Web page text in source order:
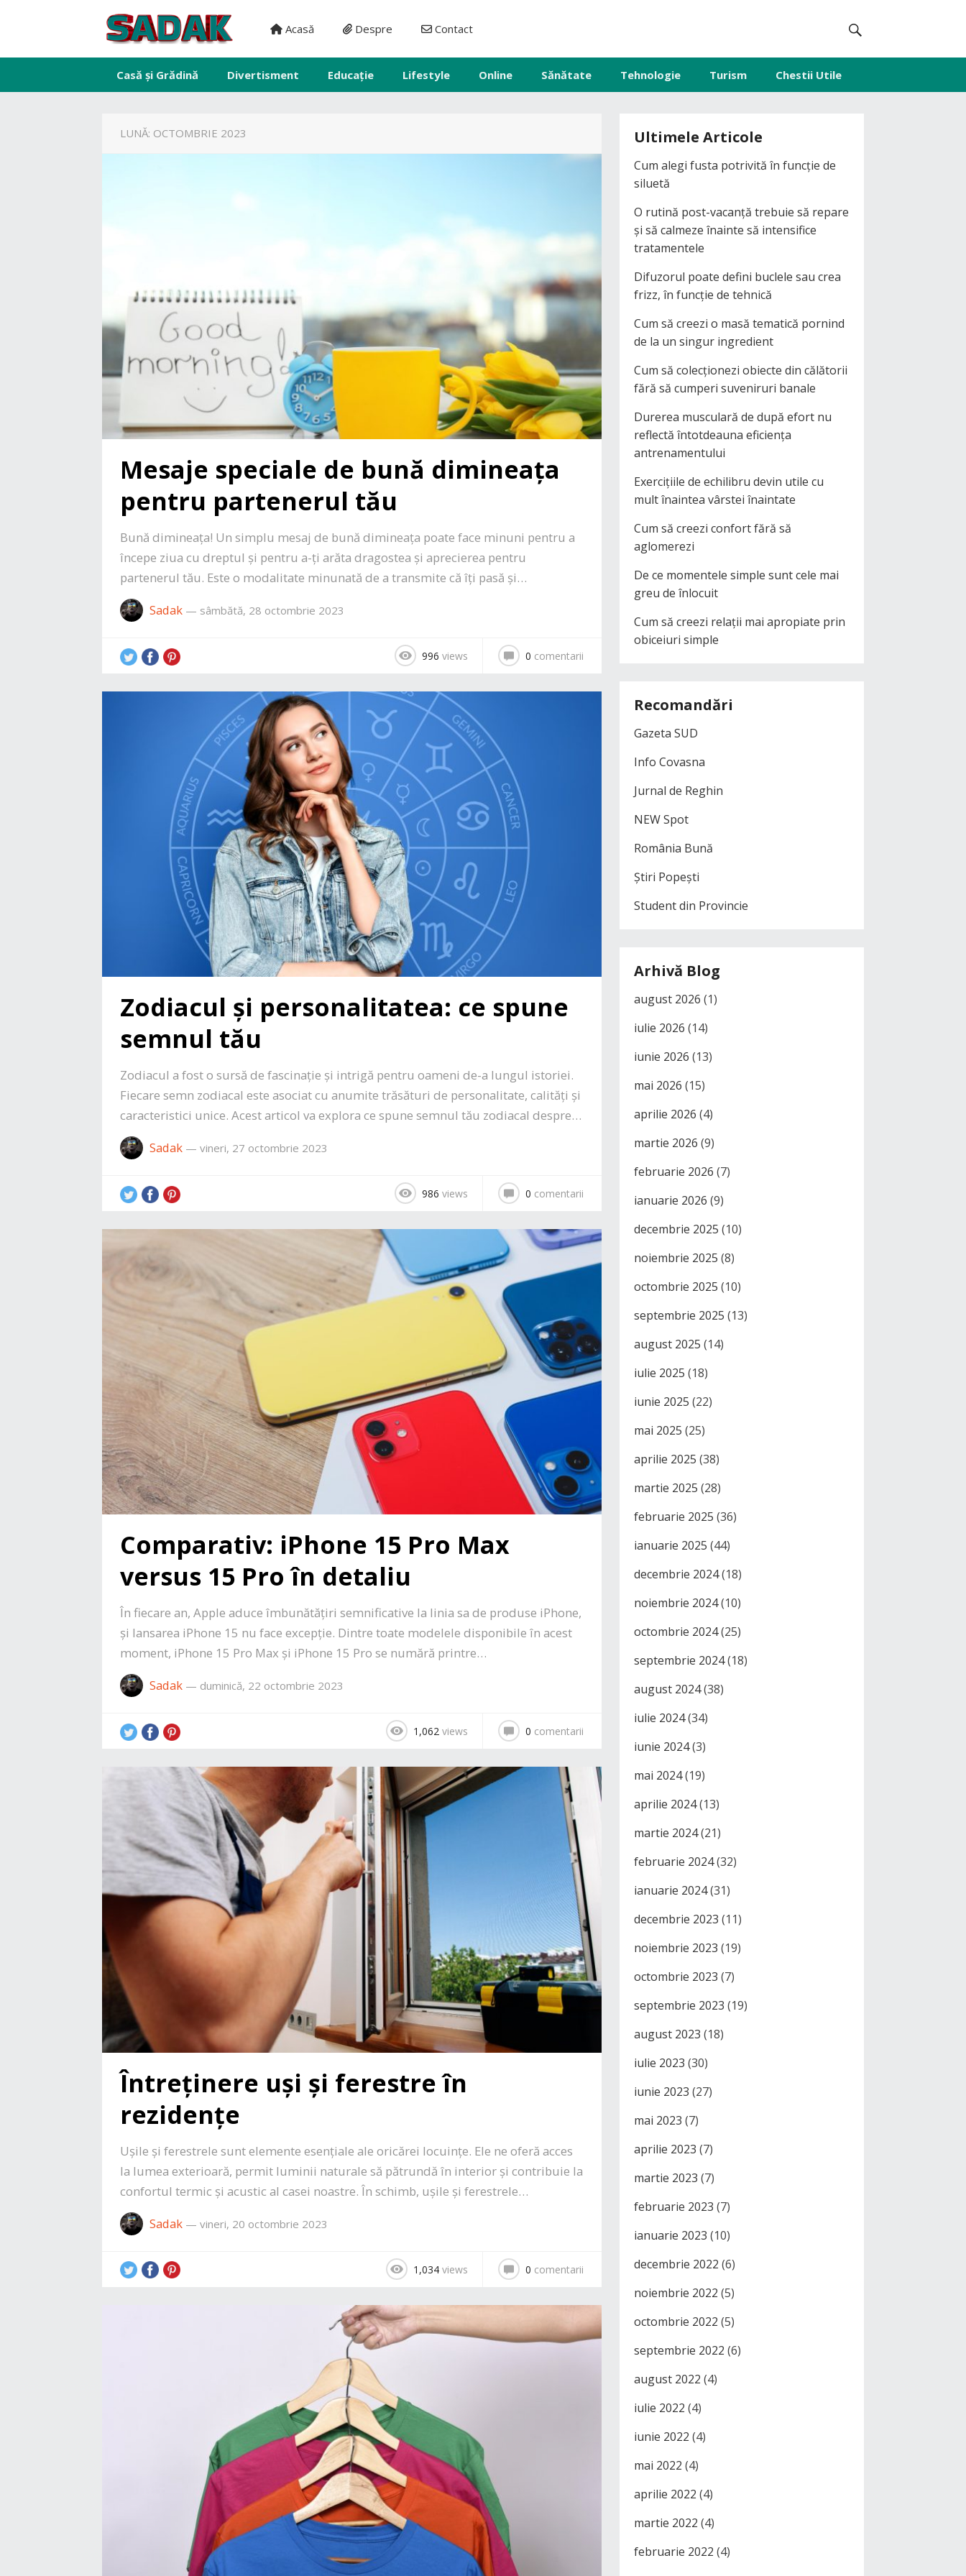
Acasă Despre Contact
Casă și Grădină Divertisment Educație Lifestyle Online Sănătate Tehnologie Turism Chestii Utile
LUNĂ: OCTOMBRIE 2023
Mesaje speciale de bună dimineața
pentru partenerul tău
Bună dimineața! Un simplu mesaj de bună dimineața poate face minuni pentru a
începe ziua cu dreptul și pentru a-ți arăta dragostea și aprecierea pentru
partenerul tău. Este o modalitate minunată de a transmite că îți pasă și…
Sadak — sâmbătă, 28 octombrie 2023
996 views 0 comentarii
Zodiacul și personalitatea: ce spune
semnul tău
Zodiacul a fost o sursă de fascinație și intrigă pentru oameni de-a lungul istoriei.
Fiecare semn zodiacal este asociat cu anumite trăsături de personalitate, calități și
caracteristici unice. Acest articol va explora ce spune semnul tău zodiacal despre…
Sadak — vineri, 27 octombrie 2023
986 views 0 comentarii
Comparativ: iPhone 15 Pro Max
versus 15 Pro în detaliu
În fiecare an, Apple aduce îmbunătățiri semnificative la linia sa de produse iPhone,
și lansarea iPhone 15 nu face excepție. Dintre toate modelele disponibile în acest
moment, iPhone 15 Pro Max și iPhone 15 Pro se numără printre…
Sadak — duminică, 22 octombrie 2023
1,062 views 0 comentarii
Întreținere uși și ferestre în
rezidențe
Ușile și ferestrele sunt elemente esențiale ale oricărei locuințe. Ele ne oferă acces
la lumea exterioară, permit luminii naturale să pătrundă în interior și contribuie la
confortul termic și acustic al casei noastre. În schimb, ușile și ferestrele…
Sadak — vineri, 20 octombrie 2023
1,034 views 0 comentarii
Ultimele Articole
Cum alegi fusta potrivită în funcție de
siluetă
O rutină post-vacanță trebuie să repare
și să calmeze înainte să intensifice
tratamentele
Difuzorul poate defini buclele sau crea
frizz, în funcție de tehnică
Cum să creezi o masă tematică pornind
de la un singur ingredient
Cum să colecționezi obiecte din călătorii
fără să cumperi suveniruri banale
Durerea musculară de după efort nu
reflectă întotdeauna eficiența
antrenamentului
Exercițiile de echilibru devin utile cu
mult înaintea vârstei înaintate
Cum să creezi confort fără să
aglomerezi
De ce momentele simple sunt cele mai
greu de înlocuit
Cum să creezi relații mai apropiate prin
obiceiuri simple
Recomandări
Gazeta SUD
Info Covasna
Jurnal de Reghin
NEW Spot
România Bună
Știri Popești
Student din Provincie
Arhivă Blog
august 2026 (1)
iulie 2026 (14)
iunie 2026 (13)
mai 2026 (15)
aprilie 2026 (4)
martie 2026 (9)
februarie 2026 (7)
ianuarie 2026 (9)
decembrie 2025 (10)
noiembrie 2025 (8)
octombrie 2025 (10)
septembrie 2025 (13)
august 2025 (14)
iulie 2025 (18)
iunie 2025 (22)
mai 2025 (25)
aprilie 2025 (38)
martie 2025 (28)
februarie 2025 (36)
ianuarie 2025 (44)
decembrie 2024(18)
noiembrie 2024(10)
octombrie 2024(25)
septembrie 2024(18)
august 2024(38)
iulie 2024(34)
iunie 2024(3)
mai 2024(19)
aprilie 2024(13)
martie 2024(21)
februarie 2024(32)
ianuarie 2024(31)
decembrie 2023 (11)
noiembrie 2023 (19)
octombrie 2023 (7)
septembrie 2023 (19)
august 2023 (18)
iulie 2023 (30)
iunie 2023 (27)
mai 2023 (7)
aprilie 2023 (7)
martie 2023 (7)
februarie 2023 (7)
ianuarie 2023 (10)
decembrie 2022 (6)
noiembrie 2022 (5)
octombrie 2022 (5)
septembrie 2022 (6)
august 2022 (4)
iulie 2022 (4)
iunie 2022 (4)
mai 2022 (4)
aprilie 2022 (4)
martie 2022 (4)
februarie 2022 (4)